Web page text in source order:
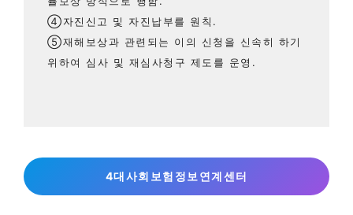
④자진신고 및 자진납부를 원칙.
⑤재해보상과 관련되는 이의 신청을 신속히 하기
위하여 심사 및 재심사청구 제도를 운영.
4대사회보험정보연계센터